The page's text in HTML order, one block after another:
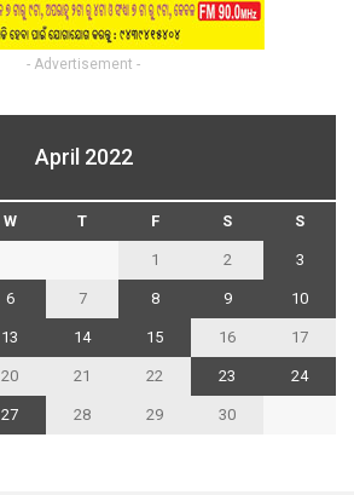
- Advertisement -
April 2022
W T F S S
1 2 3
6 7 8 9 10
13 14 15 16 17
20 21 22 23 24
27 28 29
30